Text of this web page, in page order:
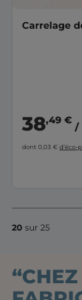
Carrelage
38,49 €
/
dont 0,03 € d’éco-
20 sur 25
“CHEZ